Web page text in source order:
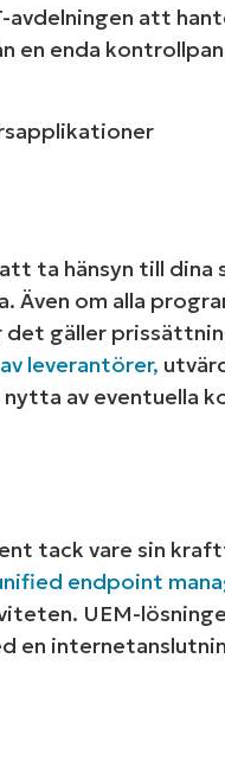
att
en enda
ta hänsyn till dina
Även om alla
det gäller
leverantörer,
nytta av eventuella
tack vare sin
endpoint
UEM-
en